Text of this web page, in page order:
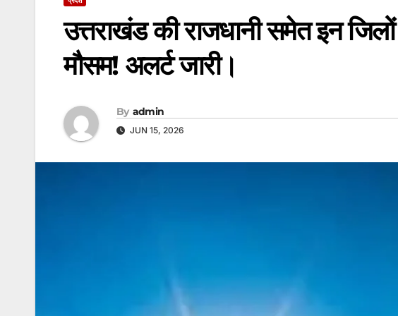
उत्तराखंड की राजधानी समेत इन
मौसम! अलर्ट जारी।
By admin
JUN 15, 2026